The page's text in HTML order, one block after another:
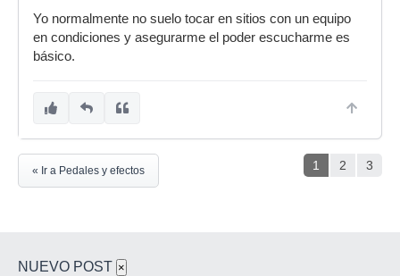
Yo normalmente no suelo tocar en sitios con un equipo
en condiciones y asegurarme el poder escucharme es
básico.
1 2 3
« Ir a Pedales y efectos
NUEVO POST ×